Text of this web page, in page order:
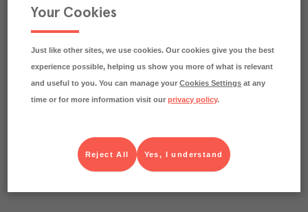
Näringsdeklaration
CO₂e/kg
1.2kg
Varje kilo av varan påverkar klimatet motsvarande
utsläppen av 1.2 kg koldioxid.
Läs mer om hur vi beräknar klimatavtryck
Your Cookies
Just like other sites, we use cookies. Our cookies give you the best
experience possible, helping us show you more of what is relevant
and useful to you. You can manage yourCookies Settings at any
time or for more information visit ourprivacy policy.
Yes, I understand
Reject All